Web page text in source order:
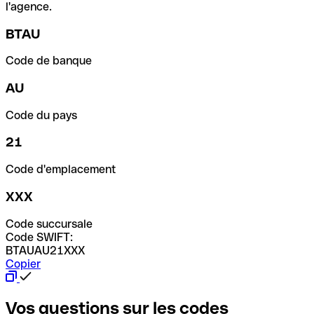
l'agence.
BTAU
Code de banque
AU
Code du pays
21
Code d'emplacement
XXX
Code succursale
Code SWIFT:
BTAUAU21XXX
Copier
Vos questions sur les codes